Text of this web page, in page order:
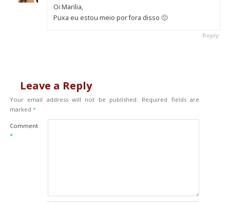
Oi Marilia,
Puxa eu estou meio por fora disso 🙁
Reply
Leave a Reply
Your email address will not be published.
Required fields are
marked *
Comment
*